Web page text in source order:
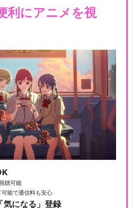
利にアニメを視
聴可能
能で通信料も安心
気になる」登録